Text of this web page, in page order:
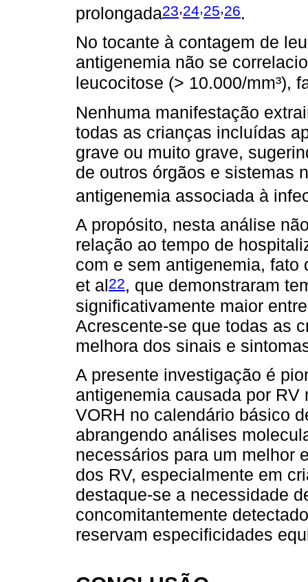
prolongada23 24 25 26.
No tocante à contagem de
antigenemia não se
leucocitose (> 10.000/mm³),
Nenhuma manifestação
todas as crianças incluídas
grave ou muito grave,
de outros órgãos e sistemas
antigenemia associada à
A propósito, nesta análise
relação ao tempo de
com e sem antigenemia, fato
et al22, que demonstraram
significativamente maior
Acrescente-se que todas as
melhora dos sinais e
A presente investigação é
antigenemia causada por
VORH no calendário básico
abrangendo análises
necessários para um melhor
dos RV, especialmente em
destaque-se a necessidade
concomitantemente
reservam especificidades